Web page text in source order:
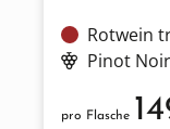
Rotwein
Pinot Noir
pro Flasche